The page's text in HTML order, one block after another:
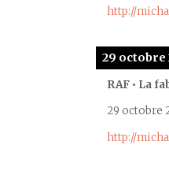
http://
29 octobre
RAF • La
29 octobre
http://